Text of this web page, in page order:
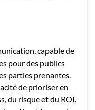
capable de
pour des publics
parties prenantes.
de prioriser en
du risque et du ROI.